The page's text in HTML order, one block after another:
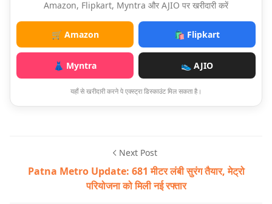
Amazon, Flipkart, Myntra और AJIO पर खरीदारी करें
🛒 Amazon 🛍️ Flipkart
👗 Myntra 👟 AJIO
यहाँ से खरीदारी करने पे एक्स्ट्रा डिस्काउंट मिल सकता है।
Next Post
Patna Metro Update: 681 मीटर लंबी सुरंग तैयार, मेट्रो
परियोजना को मिली नई रफ्तार